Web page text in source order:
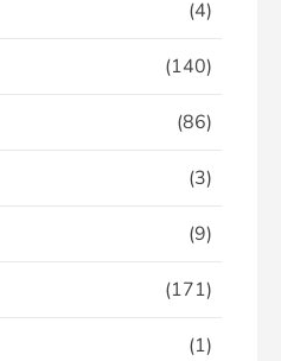
(4)
(140)
(86)
(3)
(9)
(171)
(1)